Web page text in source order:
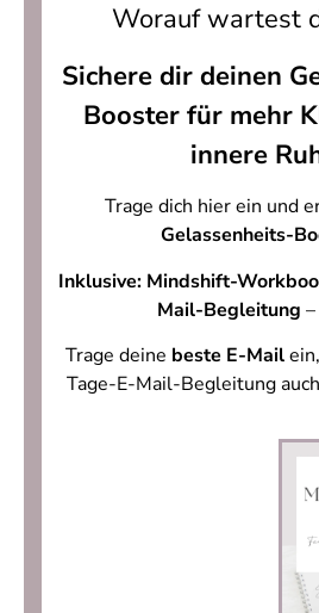
Worauf wartest
Sichere dir deinen
Booster für mehr
innere
Trage dich hier ein und
Gelassenheits-
Inklusive: Mindshift-
Mail-Begleitung
Trage deine beste E-Mail
Tage-E-Mail-Begleitung